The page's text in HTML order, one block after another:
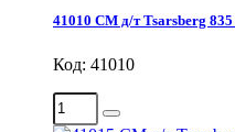
41010 СМ д/т Tsarsberg
Код: 41010